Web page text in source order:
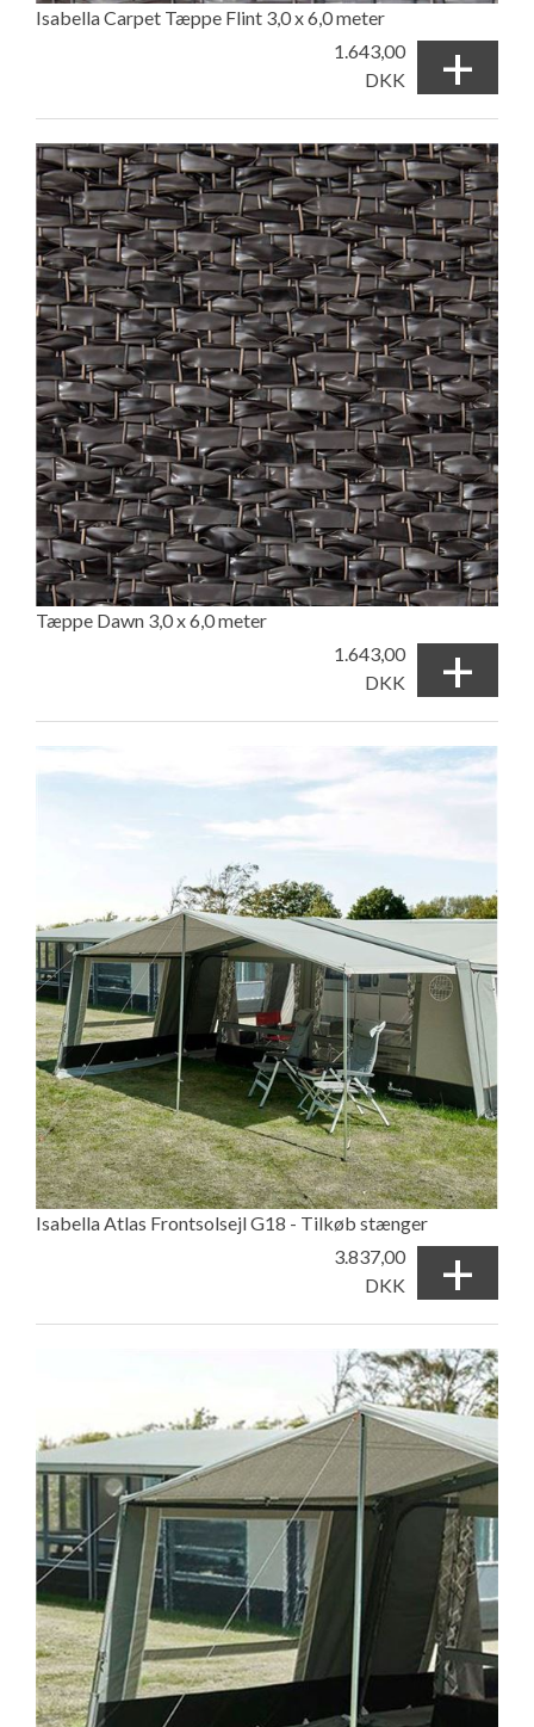
Isabella Carpet Tæppe Flint 3,0 x 6,0 meter
1.643,00
DKK
+
Tæppe Dawn 3,0 x 6,0 meter
1.643,00
DKK
+
Isabella Atlas Frontsolsejl G18 - Tilkøb stænger
3.837,00
DKK
+